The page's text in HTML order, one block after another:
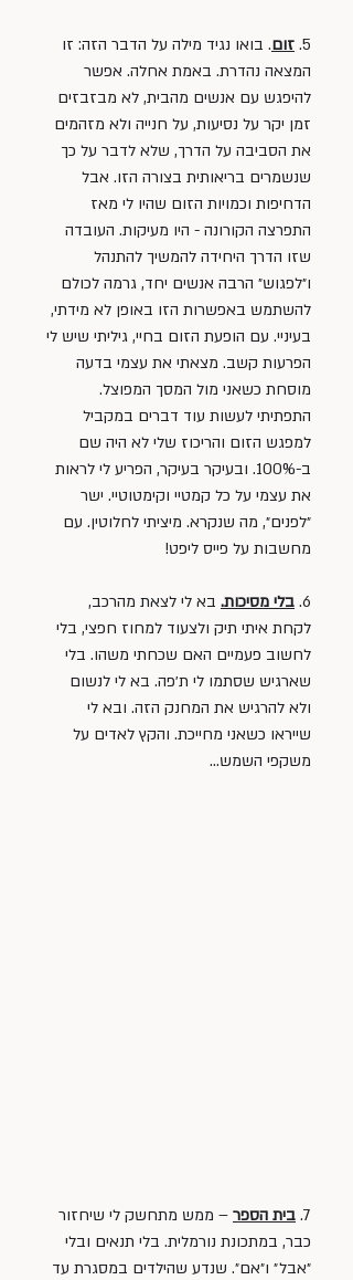
5. זום. בואו נגיד מילה על הדבר הזה: זו
המצאה נהדרת. באמת אחלה. אפשר
להיפגש עם אנשים מהבית, לא מבזבזים
זמן יקר על נסיעות, על חנייה ולא מזהמים
את הסביבה על הדרך, שלא לדבר על כך
שנשמרים בריאותית בצורה הזו. אבל
הדחיפות וכמויות הזום שהיו לי מאז
התפרצה הקורונה - היו מעיקות. העובדה
שזו הדרך היחידה להמשיך להתנהל
ו״לפגוש״ הרבה אנשים יחד, גרמה לכולם
להשתמש באפשרות הזו באופן לא מידתי,
בעיניי. עם הופעת הזום בחיי, גיליתי שיש לי
הפרעות קשב. מצאתי את עצמי בדעה
מוסחת כשאני מול המסך המפוצל.
התפתיתי לעשות עוד דברים במקביל
למפגש הזום והריכוז שלי לא היה שם
ב-100%. ובעיקר בעיקר, הפריע לי לראות
את עצמי על כל קמטיי וקימטוטיי. ישר
״לפנים״, מה שנקרא. מיציתי לחלוטין. עם
מחשבות על פייס ליפט!
6. בלי מסיכות. בא לי לצאת מהרכב,
לקחת איתי תיק ולצעוד למחוז חפצי, בלי
לחשוב פעמיים האם שכחתי משהו. בלי
שארגיש שסתמו לי ת׳פה. בא לי לנשום
ולא להרגיש את המחנק הזה. ובא לי
שייראו כשאני מחייכת. והקץ לאדים על
משקפי השמש...
7. בית הספר – ממש מתחשק לי שיחזור
כבר, במתכונת נורמלית. בלי תנאים ובלי
״אבל״ ו״אם״. שנדע שהילדים במסגרת עד